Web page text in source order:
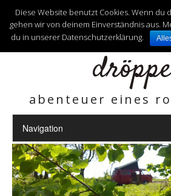
abenteuer eines
Diese Website benutzt Cookies. Wenn du
gehen wir von deinem Einverständnis aus.
du in unserer Datenschutzerklärung.